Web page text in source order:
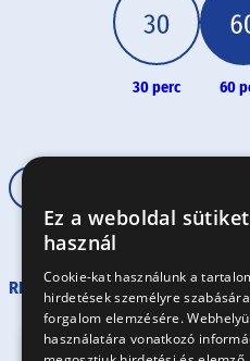
30 perc 60
RENDEZÉS
Ez a weboldal sütiket
használ
Cookie-kat használunk a
hirdetések személyre
forgalom elemzésére.
használatára vonatkozó